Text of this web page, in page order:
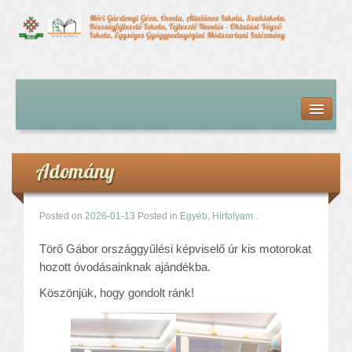
Hírfolyam
Iskolai élet
Alapdokumentumok
Intézményvezetői megbízás dokumentumai
Órarendek (2025/26. tanév)
Szakkörök
Diákigazolvány
Középfokú beiskolázás a 2026-2027-ös tanévben
Középfokú eredmények
Adomány
Posted on 2026-01-13 Posted in Egyéb, Hírfolyam .
Törő Gábor országgyűlési képviselő úr kis motorokat
hozott óvodásainknak ajándékba.
Köszönjük, hogy gondolt ránk!